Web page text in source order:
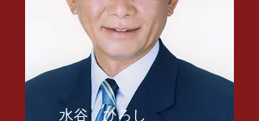
​水谷 ひろし